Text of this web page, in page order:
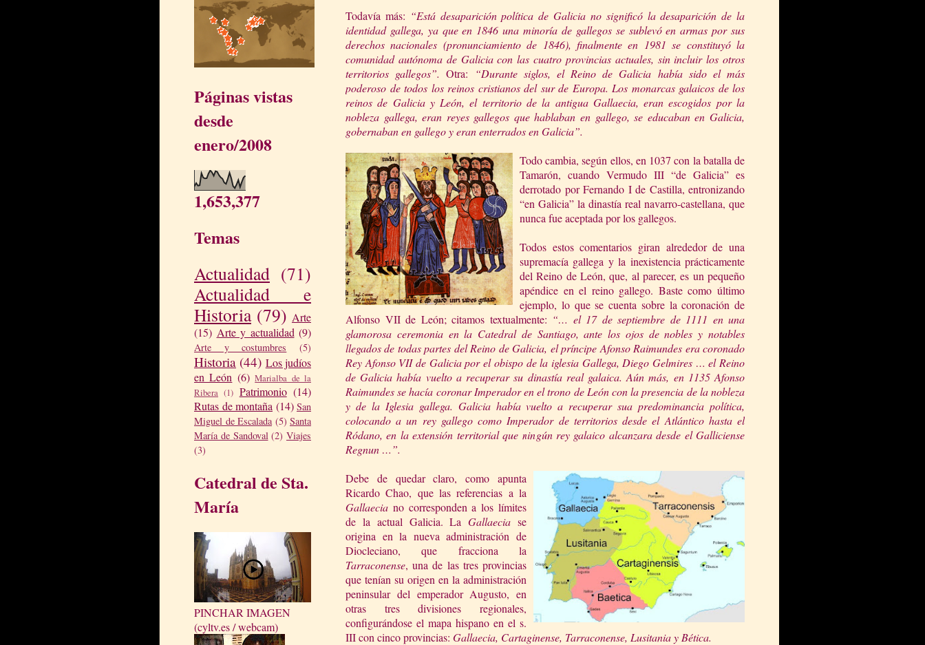
Páginas vistas
desde
enero/2008
1,653,377
Temas
Actualidad (71)
Actualidad e
Historia (79) Arte
(15) Arte y actualidad (9)
Arte y costumbres (5)
Historia (44) Los judíos
en León (6) Marialba de la
Ribera (1) Patrimonio (14)
Rutas de montaña (14) San
Miguel de Escalada (5) Santa
María de Sandoval (2) Viajes
(3)
Catedral de Sta.
María
PINCHAR IMAGEN
(cyltv.es / webcam)
Todavía más: “Está desaparición política de Galicia no significó la desaparición de la
identidad gallega, ya que en 1846 una minoría de gallegos se sublevó en armas por sus
derechos nacionales (pronunciamiento de 1846), finalmente en 1981 se constituyó la
comunidad autónoma de Galicia con las cuatro provincias actuales, sin incluir los otros
territorios gallegos”.Otra: “Durante siglos, el Reino de Galicia había sido el más
poderoso de todos los reinos cristianos del sur de Europa. Los monarcas galaicos de los
reinos de Galicia y León, el territorio de la antigua Gallaecia, eran escogidos por la
nobleza gallega, eran reyes gallegos que hablaban en gallego, se educaban en Galicia,
gobernaban en gallegoy eran enterrados en Galicia”.
Todo cambia, según ellos, en 1037 con la batalla de
Tamarón, cuando Vermudo III “de Galicia” es
derrotado por Fernando I de Castilla, entronizando
“en Galicia” la dinastía real navarro-castellana, que
nunca fue aceptada por los gallegos.
Todos estos comentarios giran alrededor de una
supremacía gallega y la inexistencia prácticamente
del Reino de León, que, al parecer, es un pequeño
apéndice en el reino gallego. Baste como último
ejemplo, lo que se cuenta sobre la coronación de
Alfonso VII de León; citamos textualmente: “… el 17 de septiembre de 1111 en una
glamorosa ceremonia enla Catedralde Santiago, ante los ojos de nobles y notables
llegados de todas partes del Reino de Galicia, el príncipe Afonso Raimundes era coronado
Rey Afonso VII de Galicia por el obispo de la iglesia Gallega, Diego Gelmires … el Reino
de Galicia había vuelto a recuperar su dinastía real galaica. Aún más, en 1135 Afonso
Raimundes sehacía coronar Imperador en el trono de León con la presencia de la nobleza
y de la Iglesiagallega. Galicia había vuelto a recuperar sua predominancia política,
colocando a un rey gallego como Imperador de territorios desde el Atlántico hasta el
Ródano, en la extensión territorial que ningún rey galaico alcanzara desde el Galliciense
Regnun …”.
Debe de quedar claro, como apunta
Ricardo Chao, que las referencias a la
Gallaecia no corresponden a los límites
de la actual Galicia.LaGallaecia se
origina en la nueva administración de
Diocleciano, que fracciona la
Tarraconense, una de las tres provincias
que tenían su origen en la administración
peninsular del emperador Augusto, en
otras tres divisiones regionales,
configurándose el mapa hispano en el s.
III con cinco provincias: Gallaecia, Cartaginense, Tarraconense, Lusitania y Bética.